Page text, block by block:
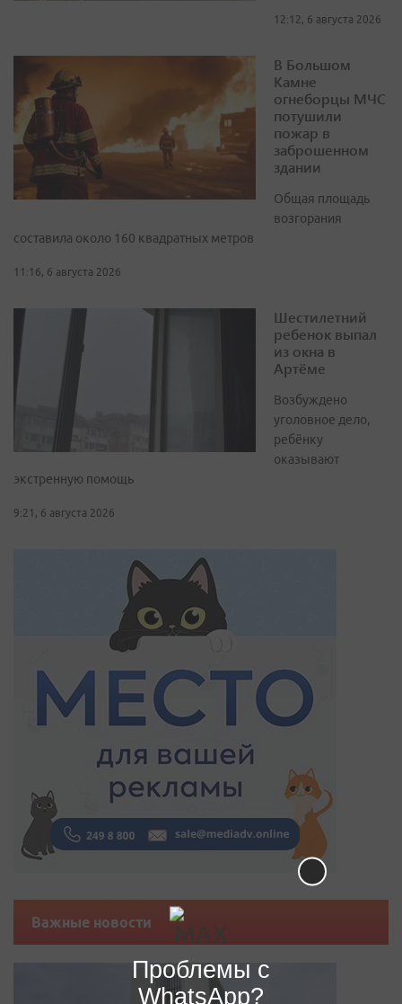
12:12, 6 августа 2026
В Большом
Камне
огнеборцы МЧС
потушили
пожар в
заброшенном
здании
Общая площадь
возгорания
составила около 160 квадратных метров
11:16, 6 августа 2026
Шестилетний
ребенок выпал
из окна в
Артёме
Возбуждено
уголовное дело,
ребёнку
оказывают
экстренную помощь
9:21, 6 августа 2026
Важные новости
Проблемы с
WhatsApp?